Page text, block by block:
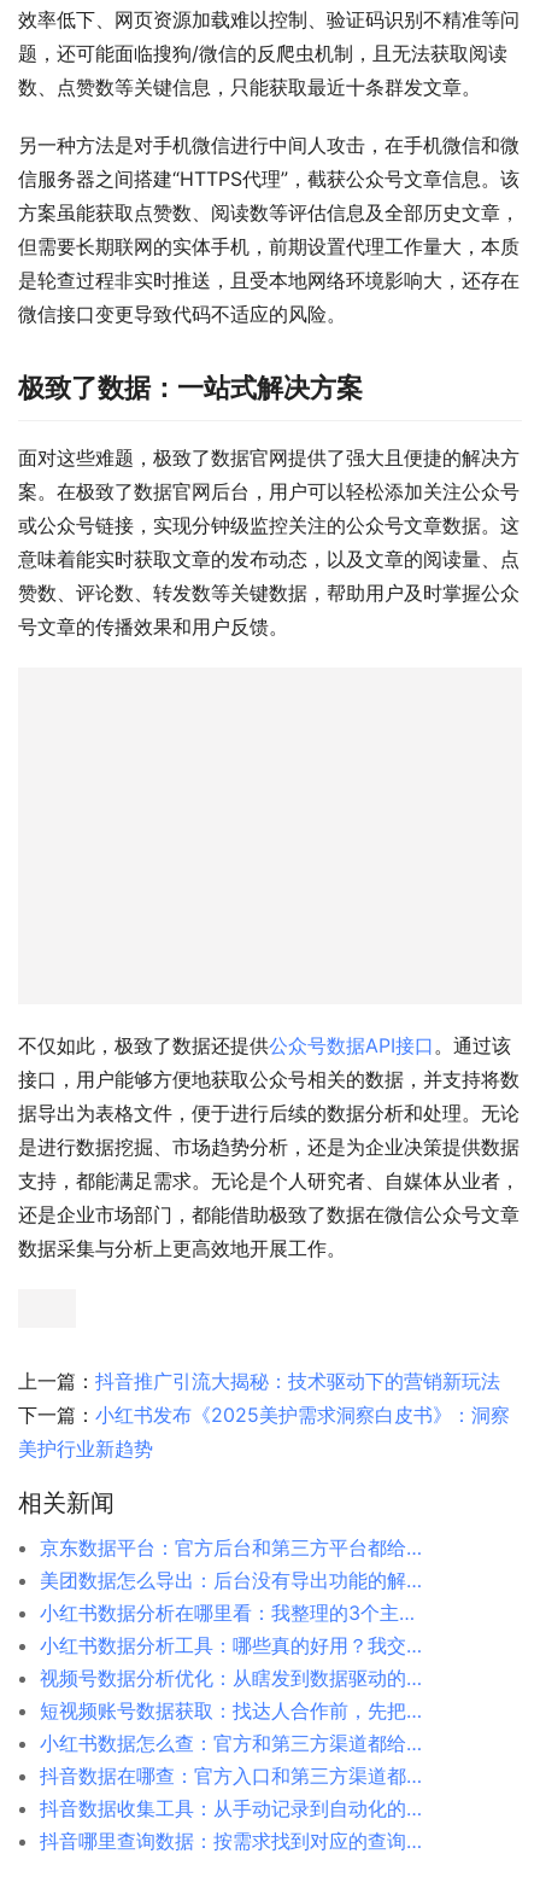
效率低下、网页资源加载难以控制、验证码识别不精准等问
题，还可能面临搜狗/微信的反爬虫机制，且无法获取阅读
数、点赞数等关键信息，只能获取最近十条群发文章。
另一种方法是对手机微信进行中间人攻击，在手机微信和微
信服务器之间搭建“HTTPS代理”，截获公众号文章信息。该
方案虽能获取点赞数、阅读数等评估信息及全部历史文章，
但需要长期联网的实体手机，前期设置代理工作量大，本质
是轮查过程非实时推送，且受本地网络环境影响大，还存在
微信接口变更导致代码不适应的风险。
极致了数据：一站式解决方案
面对这些难题，极致了数据官网提供了强大且便捷的解决方
案。在极致了数据官网后台，用户可以轻松添加关注公众号
或公众号链接，实现分钟级监控关注的公众号文章数据。这
意味着能实时获取文章的发布动态，以及文章的阅读量、点
赞数、评论数、转发数等关键数据，帮助用户及时掌握公众
号文章的传播效果和用户反馈。
不仅如此，极致了数据还提供公众号数据API接口 。通过该
接口，用户能够方便地获取公众号相关的数据，并支持将数
据导出为表格文件，便于进行后续的数据分析和处理。无论
是进行数据挖掘、市场趋势分析，还是为企业决策提供数据
支持，都能满足需求。无论是个人研究者、自媒体从业者，
还是企业市场部门，都能借助极致了数据在微信公众号文章
数据采集与分析上更高效地开展工作。
上一篇： 抖音推广引流大揭秘：技术驱动下的营销新玩法
下一篇： 小红书发布《2025美护需求洞察白皮书》：洞察
美护行业新趋势
相关新闻
京东数据平台：官方后台和第三方平台都给你捋清楚
美团数据怎么导出：后台没有导出功能的解决方案
小红书数据分析在哪里看：我整理的3个主要入口
小红书数据分析工具：哪些真的好用？我交过学费才明白
视频号数据分析优化：从瞎发到数据驱动的转变
短视频账号数据获取：找达人合作前，先把数据摸清楚
小红书数据怎么查：官方和第三方渠道都给你说清楚
抖音数据在哪查：官方入口和第三方渠道都给你捋清楚
抖音数据收集工具：从手动记录到自动化的转变
抖音哪里查询数据：按需求找到对应的查询入口